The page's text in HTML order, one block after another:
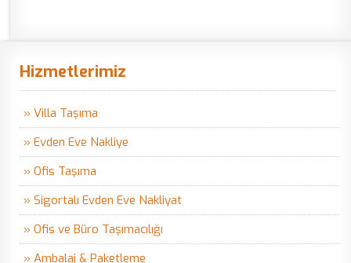
Hizmetlerimiz
» Villa Taşıma
» Evden Eve Nakliye
» Ofis Taşıma
» Sigortalı Evden Eve Nakliyat
» Ofis ve Büro Taşımacılığı
» Ambalaj & Paketleme